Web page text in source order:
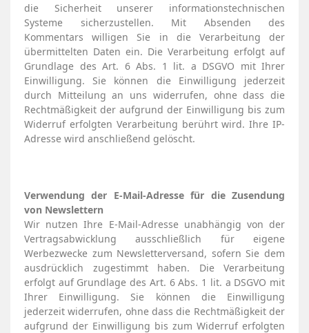
die Sicherheit unserer informationstechnischen
Systeme sicherzustellen. Mit Absenden des
Kommentars willigen Sie in die Verarbeitung der
übermittelten Daten ein. Die Verarbeitung erfolgt auf
Grundlage des Art. 6 Abs. 1 lit. a DSGVO mit Ihrer
Einwilligung. Sie können die Einwilligung jederzeit
durch Mitteilung an uns widerrufen, ohne dass die
Rechtmäßigkeit der aufgrund der Einwilligung bis zum
Widerruf erfolgten Verarbeitung berührt wird. Ihre IP-
Adresse wird anschließend gelöscht.
Verwendung der E-Mail-Adresse für die Zusendung
von Newslettern
Wir nutzen Ihre E-Mail-Adresse unabhängig von der
Vertragsabwicklung ausschließlich für eigene
Werbezwecke zum Newsletterversand, sofern Sie dem
ausdrücklich zugestimmt haben. Die Verarbeitung
erfolgt auf Grundlage des Art. 6 Abs. 1 lit. a DSGVO mit
Ihrer Einwilligung. Sie können die Einwilligung
jederzeit widerrufen, ohne dass die Rechtmäßigkeit der
aufgrund der Einwilligung bis zum Widerruf erfolgten